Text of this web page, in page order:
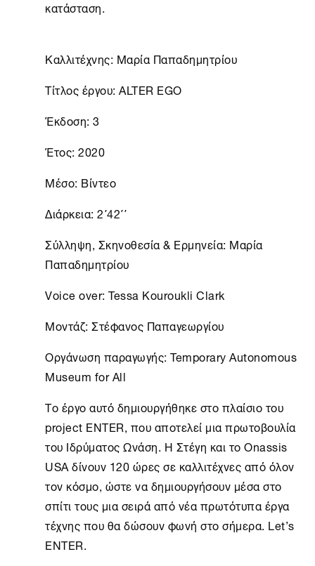
κατάσταση.
Καλλιτέχνης: Μαρία Παπαδημητρίου
Τίτλος έργου: ALTER EGO
Έκδοση: 3
Έτος: 2020
Μέσο: Βίντεο
Διάρκεια: 2΄42΄΄
Σύλληψη, Σκηνοθεσία & Ερμηνεία: Μαρία
Παπαδημητρίου
Voice over: Tessa Kouroukli Clark
Μοντάζ: Στέφανος Παπαγεωργίου
Οργάνωση παραγωγής: Temporary Autonomous
Museum for All
Το έργο αυτό δημιουργήθηκε στο πλαίσιο του
project ENTER, που αποτελεί μια πρωτοβουλία
του Ιδρύματος Ωνάση. H Στέγη και το Onassis
USA δίνουν 120 ώρες σε καλλιτέχνες από όλον
τον κόσμο, ώστε να δημιουργήσουν μέσα στο
σπίτι τους μια σειρά από νέα πρωτότυπα έργα
τέχνης που θα δώσουν φωνή στο σήμερα. Let’s
ENTER.